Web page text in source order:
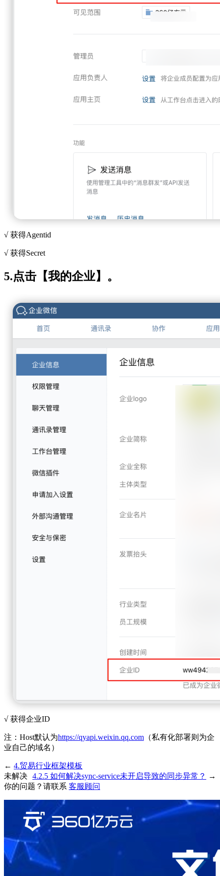
√ 获得Agentid
√ 获得Secret
5.点击【我的企业】。
√ 获得企业ID
注：Host默认为https://qyapi.weixin.qq.com （私有化部署则为企
业自己的域名）
← 4.贸易行业框架模板
4.2.5 如何解决sync-service未开启导致的同步异常？
→
未解决
你的问题？请联系 客服顾问